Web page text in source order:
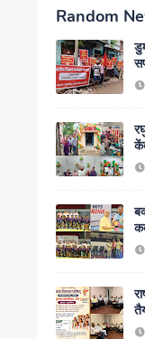
Random